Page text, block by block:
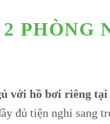
PHÒNG
với hồ bơi riêng
đủ tiện nghi sang